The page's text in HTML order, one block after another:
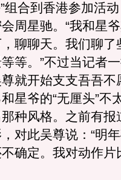
合到香港参加活动
周星驰。“我和星
聊聊天。我们聊了
等。”不过当记者
就开始支支吾吾不
星爷的“无厘头”不
种风格。之前有报
对此吴尊说：“明
确定。我对动作片